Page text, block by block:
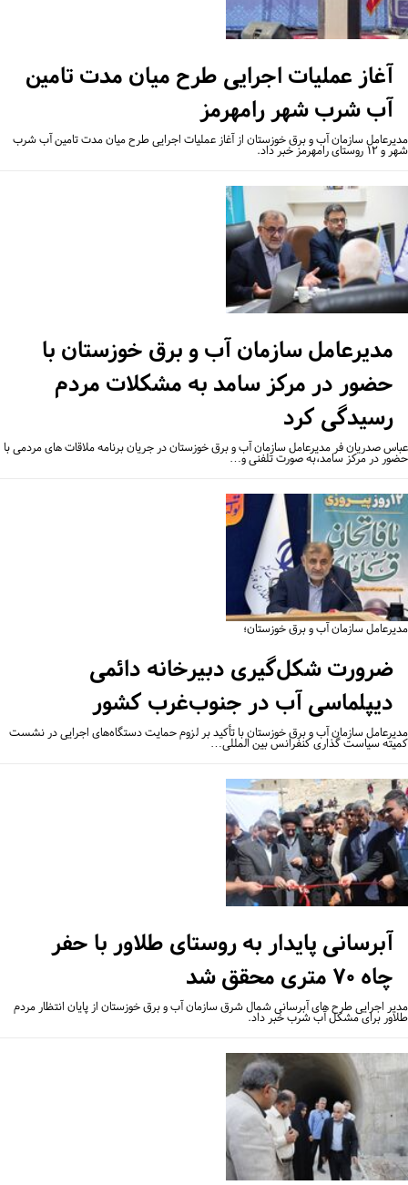
آغاز عملیات اجرایی طرح میان مدت تامین
آب شرب شهر رامهرمز
سازمان آب و برق خوزستان از آغاز عملیات اجرایی طرح میان مدت تامین آب شرب
رامهرمز خبر داد.
مدیرعامل سازمان آب و برق خوزستان با
حضور در مرکز سامد به مشکلات مردم
رسیدگی کرد
صدریان فر مدیرعامل سازمان آب و برق خوزستان در جریان برنامه ملاقات های مردمی با
در مرکز سامد،به صورت تلفنی و…
سازمان آب و برق خوزستان؛
ضرورت شکل‌گیری دبیرخانه دائمی
دیپلماسی آب در جنوب‌غرب کشور
سازمان آب و برق خوزستان با تأکید بر لزوم حمایت دستگاه‌های اجرایی در نشست
سیاست گذاری کنفرانس بین المللی…
آبرسانی پایدار به روستای طلاور با حفر
چاه ۷۰ متری محقق شد
اجرایی طرح های آبرسانی شمال شرق سازمان آب و برق خوزستان از پایان انتظار مردم
برای مشکل آب شرب خبر داد.